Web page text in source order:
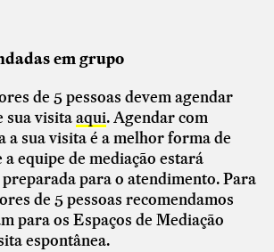
em grupo
de 5 pessoas devem agendar
sua visitaaqui. Agendar com
a sua visita é a melhor forma de
equipe de mediação estará
para o atendimento. Para
de 5 pessoas recomendamos
para os Espaços de Mediação
espontânea.